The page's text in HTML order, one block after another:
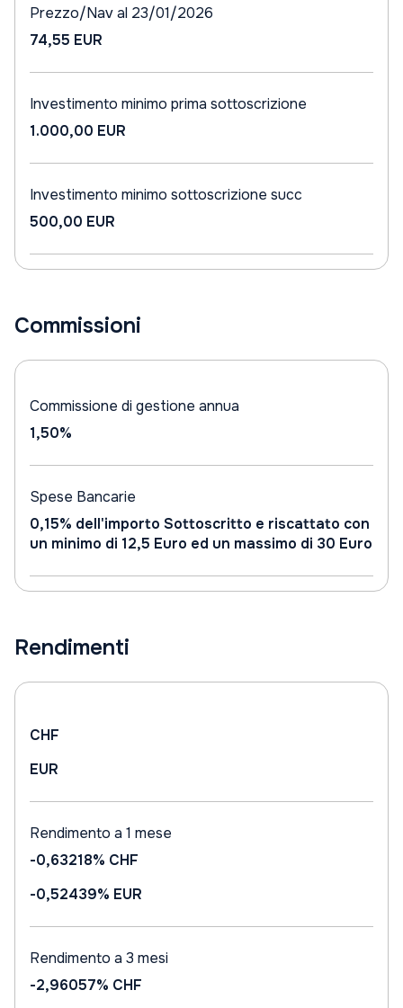
Prezzo/Nav al 23/01/2026
74,55 EUR
Investimento minimo prima sottoscrizione
1.000,00 EUR
Investimento minimo sottoscrizione succ
500,00 EUR
Commissioni
Commissione di gestione annua
1,50%
Spese Bancarie
0,15% dell'importo Sottoscritto e riscattato con
un minimo di 12,5 Euro ed un massimo di 30 Euro
Rendimenti
CHF
EUR
Rendimento a 1 mese
-0,63218% CHF
-0,52439% EUR
Rendimento a 3 mesi
-2,96057% CHF